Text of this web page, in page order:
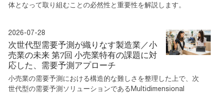
体となって取り組むことの必然性と重要性を解説します。
2026-07-28
次世代型需要予測が織りなす製造業／小
売業の未来 第7回 小売業特有の課題に対
応した、需要予測アプローチ
小売業の需要予測における構造的な難しさを整理した上で、次
世代型の需要予測ソリューションであるMultidimensional